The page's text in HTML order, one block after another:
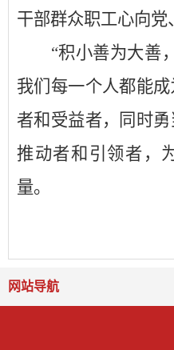
干部群众职工心向党
“积小善为大善
我们每一个人都能
者和受益者，同时勇
推动者和引领者，
量。
网站导航